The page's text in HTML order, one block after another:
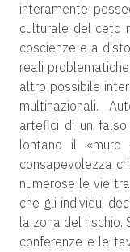
interamente
culturale del ceto
coscienze e a
reali
altro possibile
multinazionali.
artefici di un
lontano il «muro
consapevolezza
numerose le vie
che gli individui
la zona del rischio.
conferenze e le